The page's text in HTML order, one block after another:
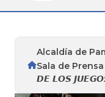
Alcaldía de
Sala de Prensa
𝘿𝙀 𝙇𝙊𝙎